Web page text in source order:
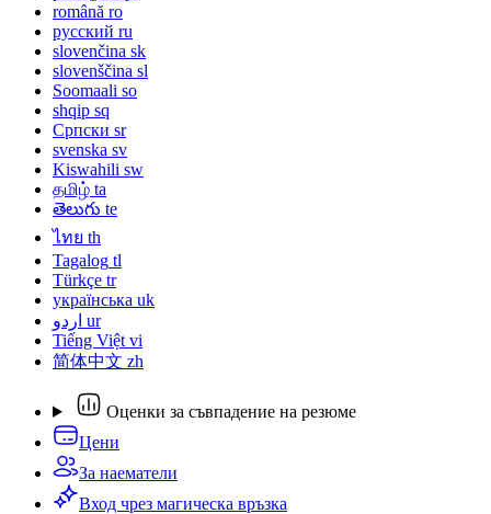
română ro
русский ru
slovenčina sk
slovenščina sl
Soomaali so
shqip sq
Српски sr
svenska sv
Kiswahili sw
தமிழ் ta
తెలుగు te
ไทย th
Tagalog tl
Türkçe tr
українська uk
اردو ur
Tiếng Việt vi
简体中文 zh
Оценки за съвпадение на резюме
Цени
За наематели
Вход чрез магическа връзка